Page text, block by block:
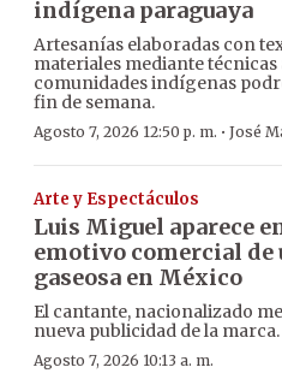
indígena paraguaya
Artesanías elaboradas con
materiales mediante
comunidades indígenas
fin de semana.
Agosto 7, 2026 12:50 p. m. · José
Arte y Espectáculos
Luis Miguel aparece
emotivo comercial de
gaseosa en México
El cantante, nacionalizado
nueva publicidad de la marca.
Agosto 7, 2026 10:13 a. m.